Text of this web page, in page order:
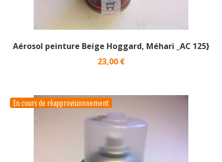
Aérosol peinture Beige Hoggard, Méhari _AC 125}
Prix
23,00 €
En cours de réapprovisionnement